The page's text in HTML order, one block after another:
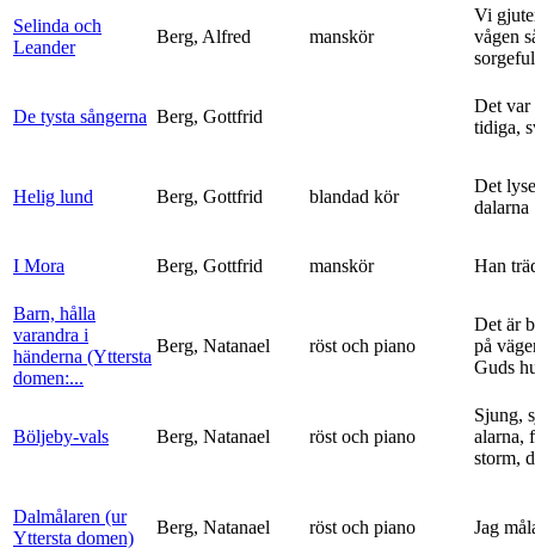
Selinda och
Leander
Berg, Alfred manskör
Vi
vågen
De tysta sångerna Berg, Gottfrid
Det var
tidiga,
Helig lund Berg, Gottfrid blandad kör
Det
dalarna
I Mora Berg, Gottfrid manskör Han
Barn, hålla
varandra i
händerna (Yttersta
domen:...
Berg, Natanael röst och piano
Det är
på
Guds
Böljeby-vals Berg, Natanael röst och piano
Sjung,
alarna,
storm,
Dalmålaren (ur
Yttersta domen)
Berg, Natanael röst och piano Jag